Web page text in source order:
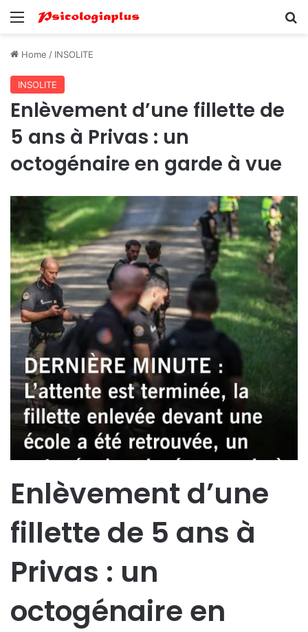
Menu
Home / INSOLITE
INSOLITE
Enlèvement d’une fillette de
5 ans à Privas : un
octogénaire en garde à vue
Enlèvement d’une
fillette de 5 ans à
Privas : un
octogénaire en